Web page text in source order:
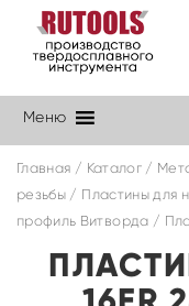
Меню
Главная / Каталог/
резьбы / Пластины для
профиль Витворда /